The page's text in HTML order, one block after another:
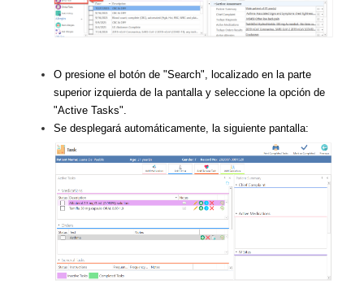
O presione el botón de "Search", localizado en la parte
superior izquierda de la pantalla y seleccione la opción de
"Active Tasks".
Se desplegará automáticamente, la siguiente pantalla: